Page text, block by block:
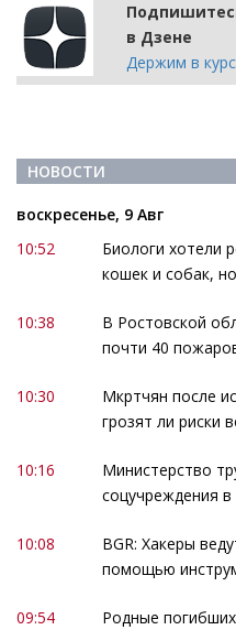
в Дзене
Держим в
НОВОСТИ
воскресенье, 9 Авг
10:52
Биологи хотели
кошек и собак,
10:38
В Ростовской
почти 40
10:30
Мкртчян после
грозят ли риски
10:16
Министерство
соцучреждения
10:08
BGR: Хакеры
помощью
09:54
Родные